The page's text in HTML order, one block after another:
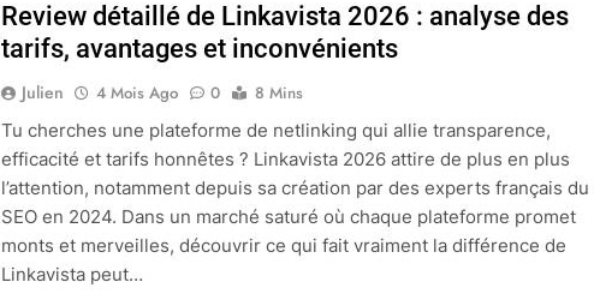
Review détaillé de Linkavista 2026 : analyse des
tarifs, avantages et inconvénients
Julien 4 Mois Ago 0
8 Mins
Tu cherches une plateforme de netlinking qui allie transparence,
efficacité et tarifs honnêtes ? Linkavista 2026 attire de plus en plus
l’attention, notamment depuis sa création par des experts français du
SEO en 2024. Dans un marché saturé où chaque plateforme promet
monts et merveilles, découvrir ce qui fait vraiment la différence de
Linkavista peut…